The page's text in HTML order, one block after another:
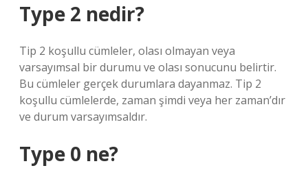
Type 2 nedir?
Tip 2 koşullu cümleler, olası olmayan veya
varsayımsal bir durumu ve olası sonucunu belirtir.
Bu cümleler gerçek durumlara dayanmaz. Tip 2
koşullu cümlelerde, zaman şimdi veya her zaman’dır
ve durum varsayımsaldır.
Type 0 ne?